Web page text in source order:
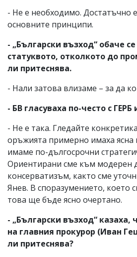
- Не е необходимо. Достатъчно
основните принципи.
- „Български възход“ обаче
статуквото, отколкото до
ли притеснява.
- Нали затова влизаме – за да
- БВ гласуваха по-често с
- Не е така. Гледайте
оръжията примерно имаха ясна
имаме по-дългосрочни
Ориентирани сме към модерен
консерватизъм, както сме
Янев. В споразумението,
това ще бъде ясно очертано.
- „Български възход“ казаха,
на главния прокурор (Иван
ли притеснява?